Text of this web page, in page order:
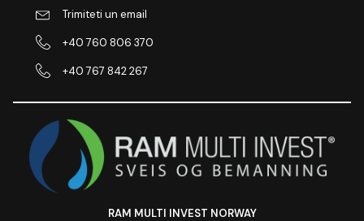
Trimiteti un email
+40 760 806 370
+40 767 842 267
RAM MULTI INVEST NORWAY